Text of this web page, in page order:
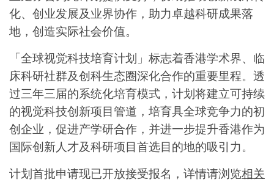
化、创业发展及业界协作，助力卓越科研成果落
地，创造实际社会价值。
「全球视觉科技培育计划」标志着香港学术界、临
床科研社群及创科生态圈深化合作的重要里程。透
过三年三届的系统化培育模式，计划将建立可持续
的视觉科技创新项目管道，培育具全球竞争力的初
创企业，促进产学研合作，并进一步提升香港作为
国际创新人才及科研项目首选目的地的吸引力。
计划首批申请现已开放接受报名，详情请浏览相关